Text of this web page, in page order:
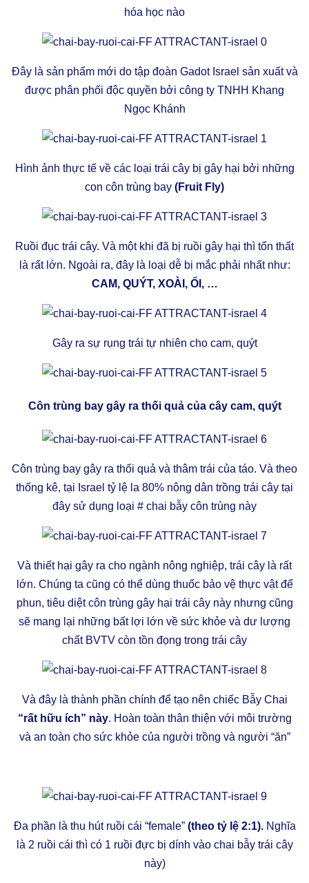
hóa học nào
Đây là sản phẩm mới do tập đoàn Gadot Israel sản xuất và
được phân phối độc quyền bởi công ty TNHH Khang
Ngọc Khánh
Hình ảnh thực tế về các loại trái cây bị gây hại bởi những
con côn trùng bay (Fruit Fly)
Ruồi đục trái cây. Và một khi đã bị ruồi gây hại thì tổn thất
là rất lớn. Ngoài ra, đây là loại dễ bị mắc phải nhất như:
CAM, QUÝT, XOÀI, ỔI, …
Gây ra sự rụng trái tự nhiên cho cam, quýt
Côn trùng bay gây ra thối quả của cây cam, quýt
Côn trùng bay gây ra thối quả và thâm trái của táo. Và theo
thống kê, tại Israel tỷ lệ la 80% nông dân trồng trái cây tại
đây sử dụng loại # chai bẫy côn trùng này
Và thiết hại gây ra cho ngành nông nghiệp, trái cây là rất
lớn. Chúng ta cũng có thể dùng thuốc bảo vệ thực vật để
phun, tiêu diệt côn trùng gây hại trái cây này nhưng cũng
sẽ mang lại những bất lợi lớn về sức khỏe và dư lượng
chất BVTV còn tồn đọng trong trái cây
Và đây là thành phần chính để tạo nên chiếc Bẫy Chai
“rất hữu ích” này. Hoàn toàn thân thiện với môi trường
và an toàn cho sức khỏe của người trồng và người “ăn”
Đa phần là thu hút ruồi cái “female” (theo tỷ lệ 2:1).Nghĩa
là 2 ruồi cái thì có 1 ruồi đực bị dính vào chai bẫy trái cây
này)